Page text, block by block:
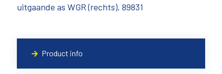
uitgaande as WGR (rechts), 89831
Product info